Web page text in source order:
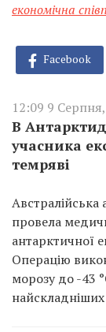
економічна
Facebook
12:09 9
В
учасника
темряві
Австралійська
провела
антарктичної
Операцію
морозу до -43
найскладніших